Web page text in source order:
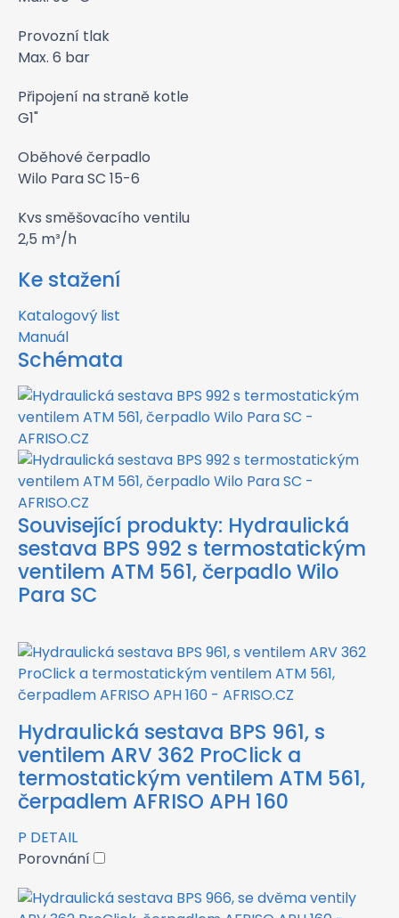
Provozní tlak
Max. 6 bar
Připojení na straně kotle
G1"
Oběhové čerpadlo
Wilo Para SC 15-6
Kvs směšovacího ventilu
2,5 m³/h
Ke stažení
Katalogový list
Manuál
Schémata
Související produkty: Hydraulická
sestava BPS 992 s termostatickým
ventilem ATM 561, čerpadlo Wilo
Para SC
Hydraulická sestava BPS 961, s
ventilem ARV 362 ProClick a
termostatickým ventilem ATM 561,
čerpadlem AFRISO APH 160
P DETAIL
Porovnání